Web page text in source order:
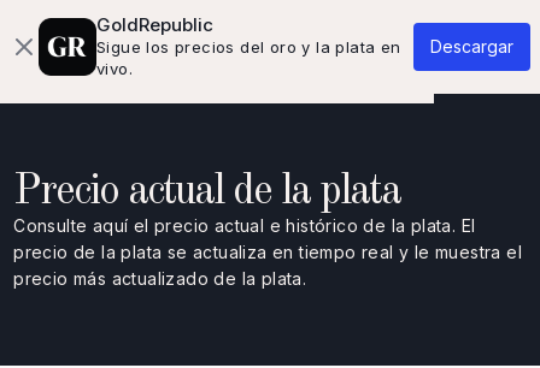
GoldRepublic
Sigue los precios del oro y la plata en
vivo.
Descargar
Quiénes somosBase de conocimientos
Precio actual de la plata
Consulte aquí el precio actual e histórico de la plata. El
precio de la plata se actualiza en tiempo real y le muestra el
precio más actualizado de la plata.